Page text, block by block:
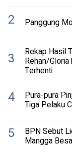
2 Panggung
3 Rekap Hasil
Rehan/
Terhenti
4 Pura-pura
Tiga Pelaku
5 BPN Sebut
Mangga